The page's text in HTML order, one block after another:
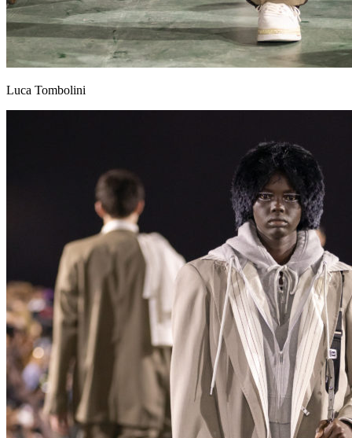
Luca Tombolini